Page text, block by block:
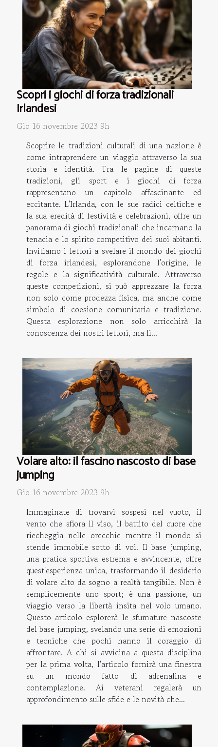
Scopri i giochi di forza tradizionali
Irlandesi
Gio 16 novembre 2023 9h
Scoprire le tradizioni culturali di una nazione è
come intraprendere un viaggio attraverso la sua
storia e identità. Tra le pagine di queste
tradizioni, gli sport e i giochi di forza
rappresentano un capitolo affascinante ed
eccitante. L'Irlanda, con le sue radici celtiche e
la sua eredità di festività e celebrazioni, offre un
panorama di giochi tradizionali che incarnano la
tenacia e lo spirito competitivo dei suoi abitanti.
Invitiamo i lettori a svelare il mondo dei giochi
di forza irlandesi, esplorandone l'origine, le
regole e la significatività culturale. Attraverso
queste competizioni, si può apprezzare la forza
non solo come prodezza fisica, ma anche come
simbolo di coesione comunitaria e tradizione.
Questa esplorazione non solo arricchirà la
conoscenza dei nostri lettori, ma li...
Volare alto: il fascino nascosto di base
jumping
Gio 16 novembre 2023 9h
Immaginate di trovarvi sospesi nel vuoto, il
vento che sfiora il viso, il battito del cuore che
riecheggia nelle orecchie mentre il mondo si
stende immobile sotto di voi. Il base jumping,
una pratica sportiva estrema e avvincente, offre
quest'esperienza unica, trasformando il desiderio
di volare alto da sogno a realtà tangibile. Non è
semplicemente uno sport; è una passione, un
viaggio verso la libertà insita nel volo umano.
Questo articolo esplorerà le sfumature nascoste
del base jumping, svelando una serie di emozioni
e tecniche che pochi hanno il coraggio di
affrontare. A chi si avvicina a questa disciplina
per la prima volta, l'articolo fornirà una finestra
su un mondo fatto di adrenalina e
contemplazione. Ai veterani regalerà un
approfondimento sulle sfide e le novità che...